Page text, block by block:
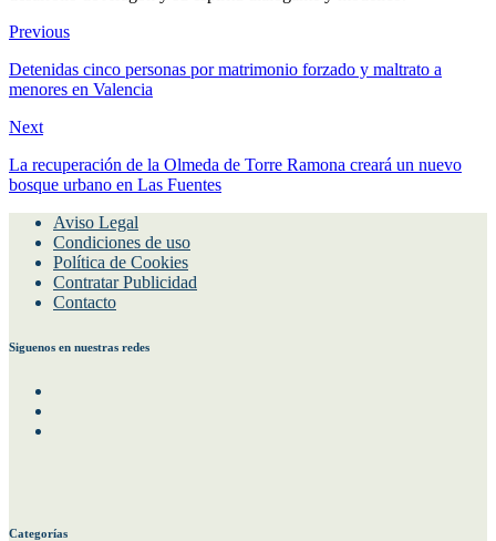
Previous
Detenidas cinco personas por matrimonio forzado y maltrato a
menores en Valencia
Next
La recuperación de la Olmeda de Torre Ramona creará un nuevo
bosque urbano en Las Fuentes
Aviso Legal
Condiciones de uso
Política de Cookies
Contratar Publicidad
Contacto
Siguenos en nuestras redes
Categorías